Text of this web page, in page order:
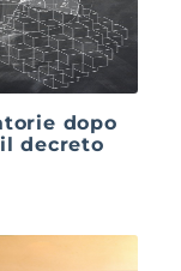
dopo
decreto